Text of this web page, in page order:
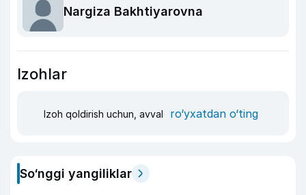
Nargiza Bakhtiyarovna
Izohlar
Izoh qoldirish uchun, avval ro‘yxatdan o‘ting
So‘nggi yangiliklar